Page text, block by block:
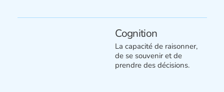
Cognition
La capacité de raisonner,
de se souvenir et de
prendre des décisions.